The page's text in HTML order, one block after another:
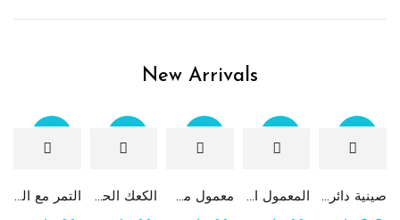
New Arrivals
صينية دائرية كبيرة جداً من الشوكولاتة والرهش المعمول التقليدي بالتمر معمول من القمح الكامل بدون سكر الكعك الحساوي بالتمر التمر مع الطحينة (التمريه)